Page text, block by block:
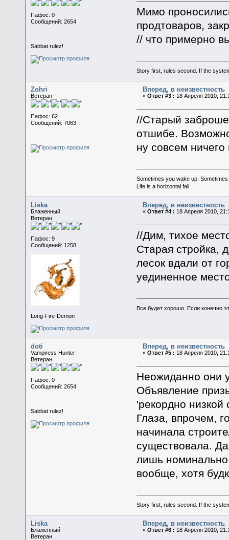
Пафос: 0
Сообщений: 2654
Sabbat rulez!
Мимо
продтоваров,
// что примерно
Story first, rules second. If the
Zohri
Ветеран
Пафос: 62
Сообщений: 7063
Вперед, в неизвестность
«Ответ #3 : 18 Апреля 2010,
//Старый
отшибе.
ну совсем
Sometimes you wake up.
Life is a horizontal fall.
Liska
Блаженный
Ветеран
Пафос: 9
Сообщений: 1258
Long-Fire-Demon
Вперед, в неизвестность
«Ответ #4 : 18 Апреля 2010,
//Дим, тихое
Старая стройка,
лесок вдали от
уединенное
Все будет хорошо. Если конечно
doti
Vampiress Hunter
Ветеран
Пафос: 0
Сообщений: 2654
Sabbat rulez!
Вперед, в неизвестность
«Ответ #5 : 18 Апреля 2010,
Неожиданно они
Объявление
'рекордно низкой
Глаза, впрочем,
начинала
существовала.
лишь
вообще, хотя
Story first, rules second. If the
Liska
Блаженный
Ветеран
Вперед, в неизвестность
«Ответ #6 : 18 Апреля 2010,